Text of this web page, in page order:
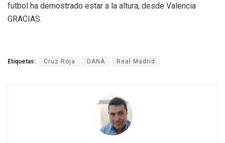
futbol ha demostrado estar a la altura, desde Valencia
GRACIAS.
Etiquetas: Cruz Roja DANA Real Madrid